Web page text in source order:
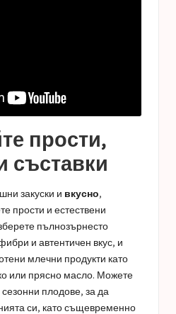
прости,
съставки
закуски и вкусно,
прости и естествени
пълнозърнесто
и автентичен вкус, и
млечни продукти като
или прясно масло. Можете
плодове, за да
си, като същевременно